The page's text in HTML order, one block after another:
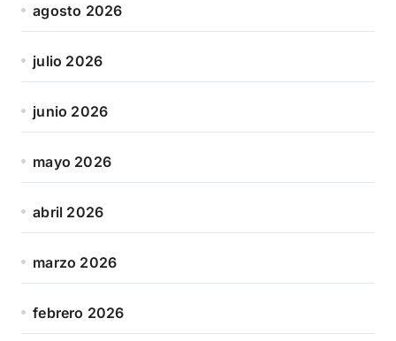
agosto 2026
julio 2026
junio 2026
mayo 2026
abril 2026
marzo 2026
febrero 2026